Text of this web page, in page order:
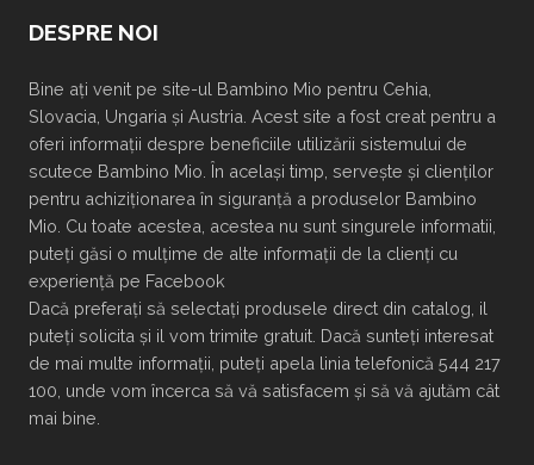
DESPRE NOI
Bine ați venit pe site-ul Bambino Mio pentru Cehia,
Slovacia, Ungaria și Austria. Acest site a fost creat pentru a
oferi informații despre beneficiile utilizării sistemului de
scutece Bambino Mio. În același timp, servește și clienților
pentru achiziționarea în siguranță a produselor Bambino
Mio. Cu toate acestea, acestea nu sunt singurele informatii,
puteți găsi o mulțime de alte informații de la clienți cu
experiență pe Facebook
Dacă preferați să selectați produsele direct din catalog, il
puteți solicita și il vom trimite gratuit. Dacă sunteți interesat
de mai multe informații, puteți apela linia telefonică 544 217
100, unde vom încerca să vă satisfacem și să vă ajutăm cât
mai bine.